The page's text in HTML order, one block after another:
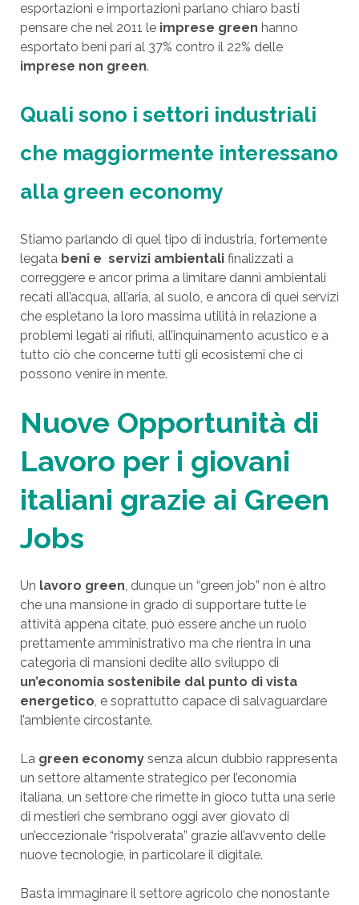
esportazioni e importazioni parlano chiaro basti
pensare che nel 2011 le imprese green hanno
esportato beni pari al 37% contro il 22% delle
imprese non green.
Quali sono i settori industriali
che maggiormente interessano
alla green economy
Stiamo parlando di quel tipo di industria, fortemente
legata beni e servizi ambientali finalizzati a
correggere e ancor prima a limitare danni ambientali
recati all’acqua, all’aria, al suolo, e ancora di quei servizi
che espletano la loro massima utilità in relazione a
problemi legati ai rifiuti, all’inquinamento acustico e a
tutto ciò che concerne tutti gli ecosistemi che ci
possono venire in mente.
Nuove Opportunità di
Lavoro per i giovani
italiani grazie ai Green
Jobs
Un lavoro green, dunque un “green job” non è altro
che una mansione in grado di supportare tutte le
attività appena citate, può essere anche un ruolo
prettamente amministrativo ma che rientra in una
categoria di mansioni dedite allo sviluppo di
un’economia sostenibile dal punto di vista
energetico, e soprattutto capace di salvaguardare
l’ambiente circostante.
La green economysenza alcun dubbio rappresenta
un settore altamente strategico per l’economia
italiana, un settore che rimette in gioco tutta una serie
di mestieri che sembrano oggi aver giovato di
un’eccezionale “rispolverata” grazie all’avvento delle
nuove tecnologie, in particolare il digitale.
Basta immaginare il settore agricolo che nonostante